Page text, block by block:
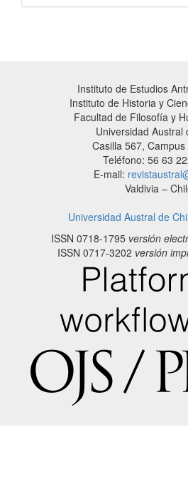
Instituto de Estudios
Instituto de Historia y
Facultad de Filosofía y
Universidad Austral
Casilla 567, Campus
Teléfono: 56 63
E-mail:
Valdivia –
Universidad Austral de
ISSN 0718-1795versión
ISSN 0717-3202 versión